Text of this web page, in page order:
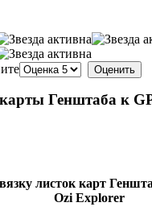
Генштаба к
листок карт
Ozi Explorer